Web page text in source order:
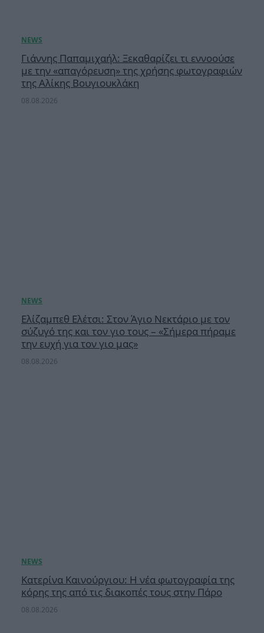
Γιάννης Παπαμιχαήλ: Ξεκαθαρίζει τι εννοούσε
με την «απαγόρευση» της χρήσης φωτογραφιών
της Αλίκης Βουγιουκλάκη
08.08.2026
Ελίζαμπεθ Ελέτσι: Στον Άγιο Νεκτάριο με τον
σύζυγό της και τον γιο τους – «Σήμερα πήραμε
την ευχή για τον γιο μας»
08.08.2026
Κατερίνα Καινούργιου: Η νέα φωτογραφία της
κόρης της από τις διακοπές τους στην Πάρο
08.08.2026